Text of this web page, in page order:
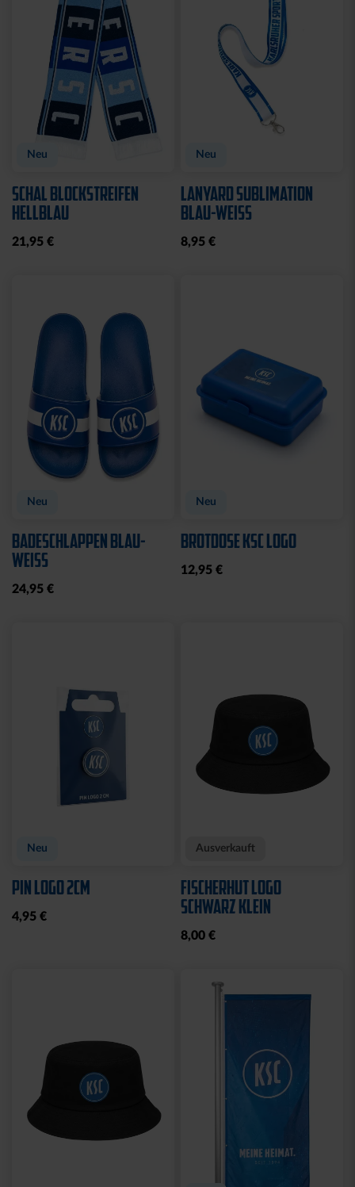
Neu
SCHAL BLOCKSTREIFEN
HELLBLAU
21,95 €
Neu
LANYARD SUBLIMATION
BLAU-WEISS
8,95 €
Neu
BADESCHLAPPEN BLAU-
WEISS
24,95 €
Neu
BROTDOSE KSC LOGO
12,95 €
Neu
PIN LOGO 2CM
4,95 €
Ausverkauft
FISCHERHUT LOGO
SCHWARZ KLEIN
8,00 €